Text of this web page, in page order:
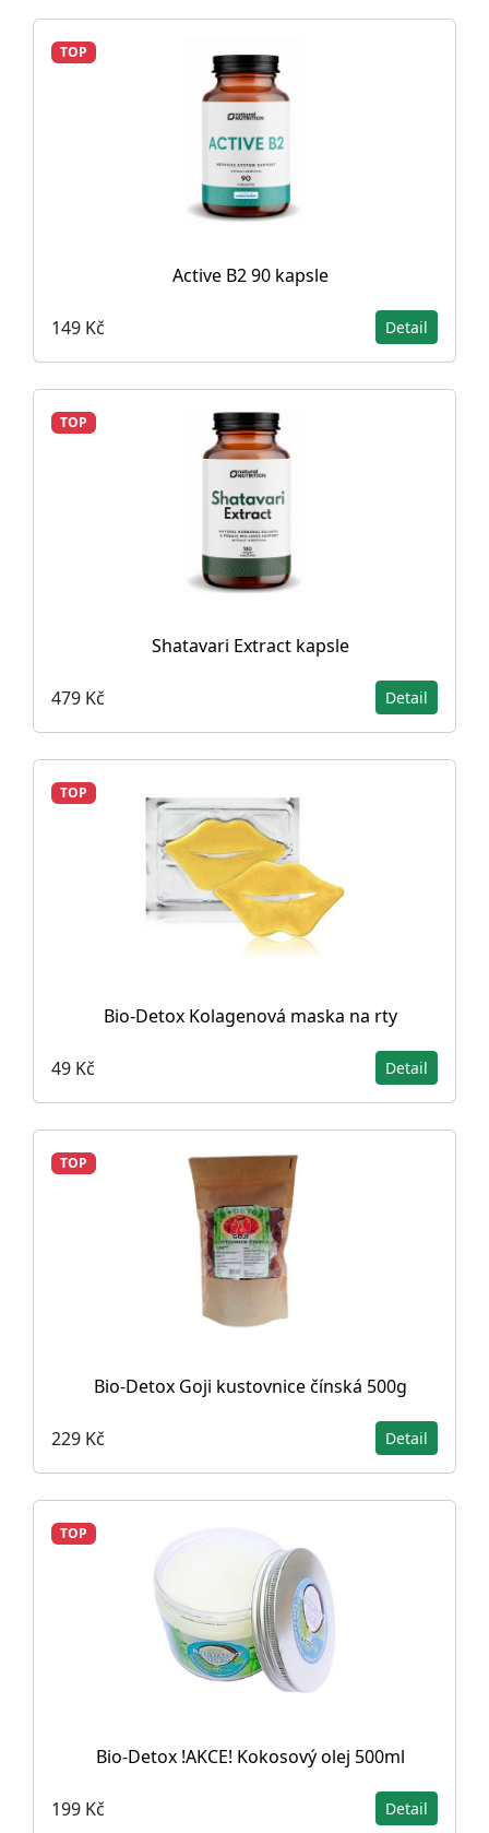
TOP
Active B2 90 kapsle
149 Kč Detail
TOP
Shatavari Extract kapsle
479 Kč Detail
TOP
Bio-Detox Kolagenová maska na rty
49 Kč Detail
TOP
Bio-Detox Goji kustovnice čínská 500g
229 Kč Detail
TOP
Bio-Detox !AKCE! Kokosový olej 500ml
199 Kč Detail